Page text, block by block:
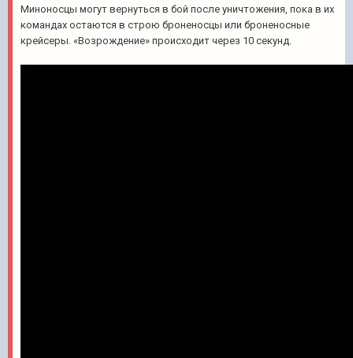
Миноносцы могут вернуться в бой после уничтожения, пока в их
командах остаются в строю броненосцы или броненосные
крейсеры. «Возрождение» происходит через 10 секунд.